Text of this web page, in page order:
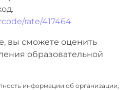
rate/417464
вы сможете оценить
образовательной
информации об организации,